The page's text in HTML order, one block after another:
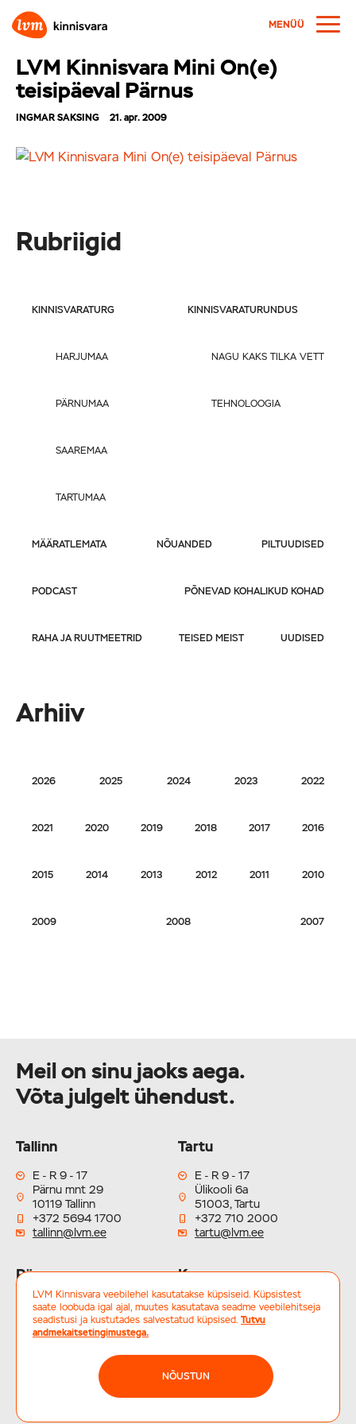
MENÜÜ
LVM Kinnisvara Mini On(e)
teisipäeval Pärnus
INGMAR SAKSING 21. apr. 2009
Rubriigid
KINNISVARATURG
HARJUMAA
PÄRNUMAA
SAAREMAA
TARTUMAA
KINNISVARATURUNDUS
NAGU KAKS TILKA VETT
TEHNOLOOGIA
MÄÄRATLEMATA NÕUANDED PILTUUDISED
PODCAST PÕNEVAD KOHALIKUD KOHAD
RAHA JA RUUTMEETRID TEISED MEIST UUDISED
Arhiiv
2026 2025 2024 2023 2022
2021 2020 2019 2018 2017 2016
2015 2014 2013 2012 2011 2010
2009 2008 2007
Meil on sinu jaoks aega.
Võta julgelt ühendust.
Tallinn
E - R 9 - 17
Pärnu mnt 29
10119 Tallinn
+372 5694 1700
tallinn@lvm.ee
Tartu
E - R 9 - 17
Ülikooli 6a
51003, Tartu
+372 710 2000
tartu@lvm.ee
Pärnu
E - R 9 - 17
Keskväljak 1
80010, Pärnu
parnu@lvm.ee
Kuressaare
E - R 9 - 17
Tallinna 16
kuressaare@lvm.ee
LVM Kinnisvara veebilehel kasutatakse küpsiseid. Küpsistest
saate loobuda igal ajal, muutes kasutatava seadme veebilehitseja
seadistusi ja kustutades salvestatud küpsised. Tutvu
andmekaitsetingimustega.
NÕUSTUN